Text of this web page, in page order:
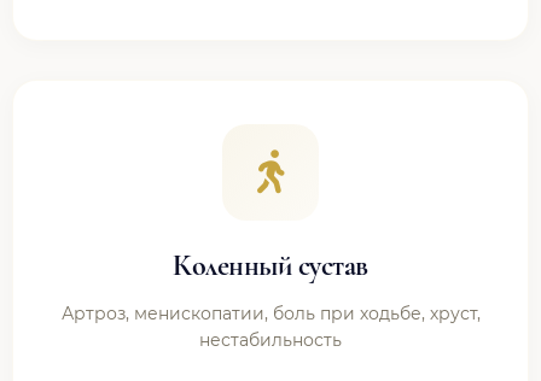
Коленный сустав
Артроз, менископатии, боль при ходьбе, хруст,
нестабильность